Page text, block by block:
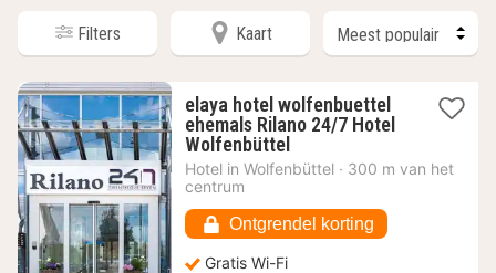
Filters Kaart
elaya hotel wolfenbuettel
ehemals Rilano 24/7 Hotel
Wolfenbüttel1
nacht
€
Hotel in Wolfenbüttel · 300 m van het
centrum
Ontgrendel korting
Gratis Wi-Fi